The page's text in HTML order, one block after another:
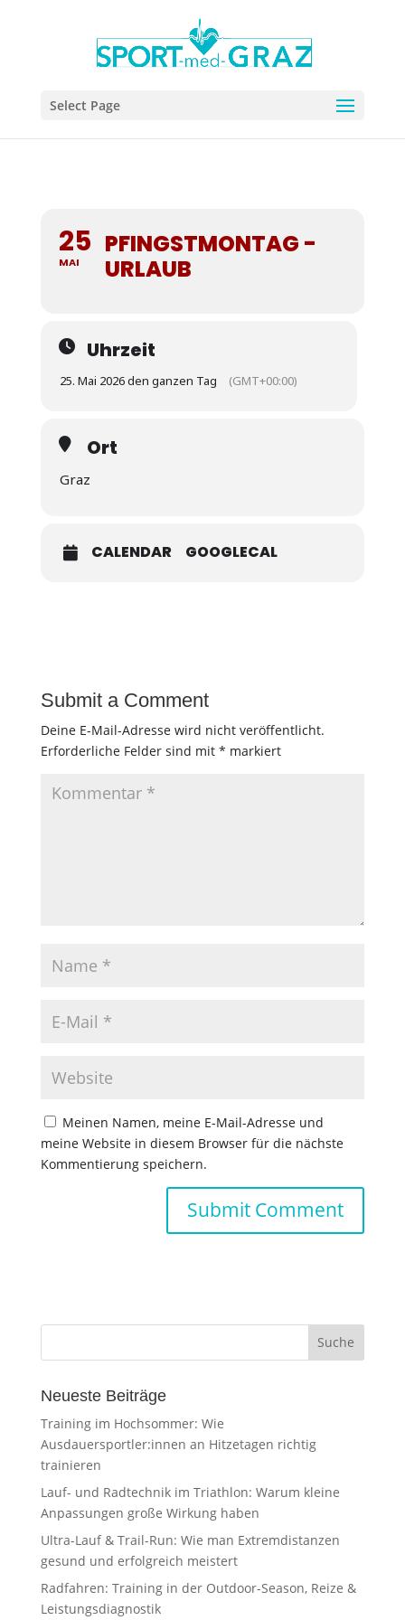
Select Page
25
MAI
PFINGSTMONTAG -
URLAUB
Uhrzeit
25. Mai 2026 den ganzen Tag (GMT+00:00)
Ort
Graz
CALENDAR GOOGLECAL
Submit a Comment
Deine E-Mail-Adresse wird nicht veröffentlicht.
Erforderliche Felder sind mit * markiert
Meinen Namen, meine E-Mail-Adresse und
meine Website in diesem Browser für die nächste
Kommentierung speichern.
Neueste Beiträge
Training im Hochsommer: Wie
Ausdauersportler:innen an Hitzetagen richtig
trainieren
Lauf- und Radtechnik im Triathlon: Warum kleine
Anpassungen große Wirkung haben
Ultra-Lauf & Trail-Run: Wie man Extremdistanzen
gesund und erfolgreich meistert
Radfahren: Training in der Outdoor-Season, Reize &
Leistungsdiagnostik